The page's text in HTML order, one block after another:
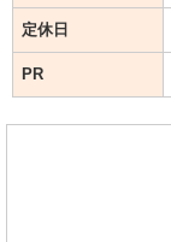
定休日
PR